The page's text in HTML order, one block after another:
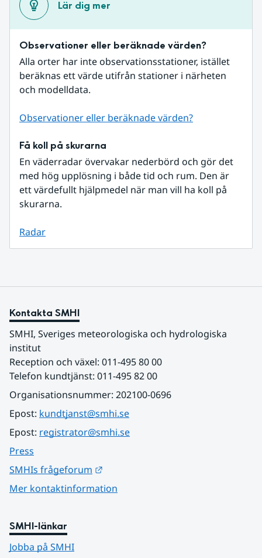
Lär dig mer
Observationer eller beräknade värden?
Alla orter har inte observationsstationer, istället
beräknas ett värde utifrån stationer i närheten
och modelldata.
Observationer eller beräknade värden?
Få koll på skurarna
En väderradar övervakar nederbörd och gör det
med hög upplösning i både tid och rum. Den är
ett värdefullt hjälpmedel när man vill ha koll på
skurarna.
Radar
Kontakta SMHI
SMHI, Sveriges meteorologiska och hydrologiska
institut
Reception och växel: 011-495 80 00
Telefon kundtjänst: 011-495 82 00
Organisationsnummer: 202100-0696
Epost: kundtjanst@smhi.se
Epost: registrator@smhi.se
Press
SMHIs frågeforum
Mer kontaktinformation
SMHI-länkar
Jobba på SMHI